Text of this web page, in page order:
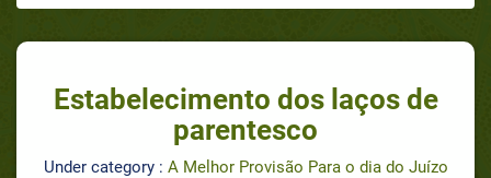
Estabelecimento dos laços de
parentesco
Under category : A Melhor Provisão Para o dia do Juízo